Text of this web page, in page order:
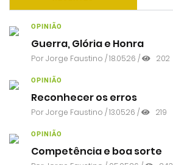
OPINIÃO
Guerra, Glória e Honra
PorJorge Faustino / 18.05.26 / 202
OPINIÃO
Reconhecer os erros
PorJorge Faustino / 13.05.26 / 219
OPINIÃO
Competência e boa sorte